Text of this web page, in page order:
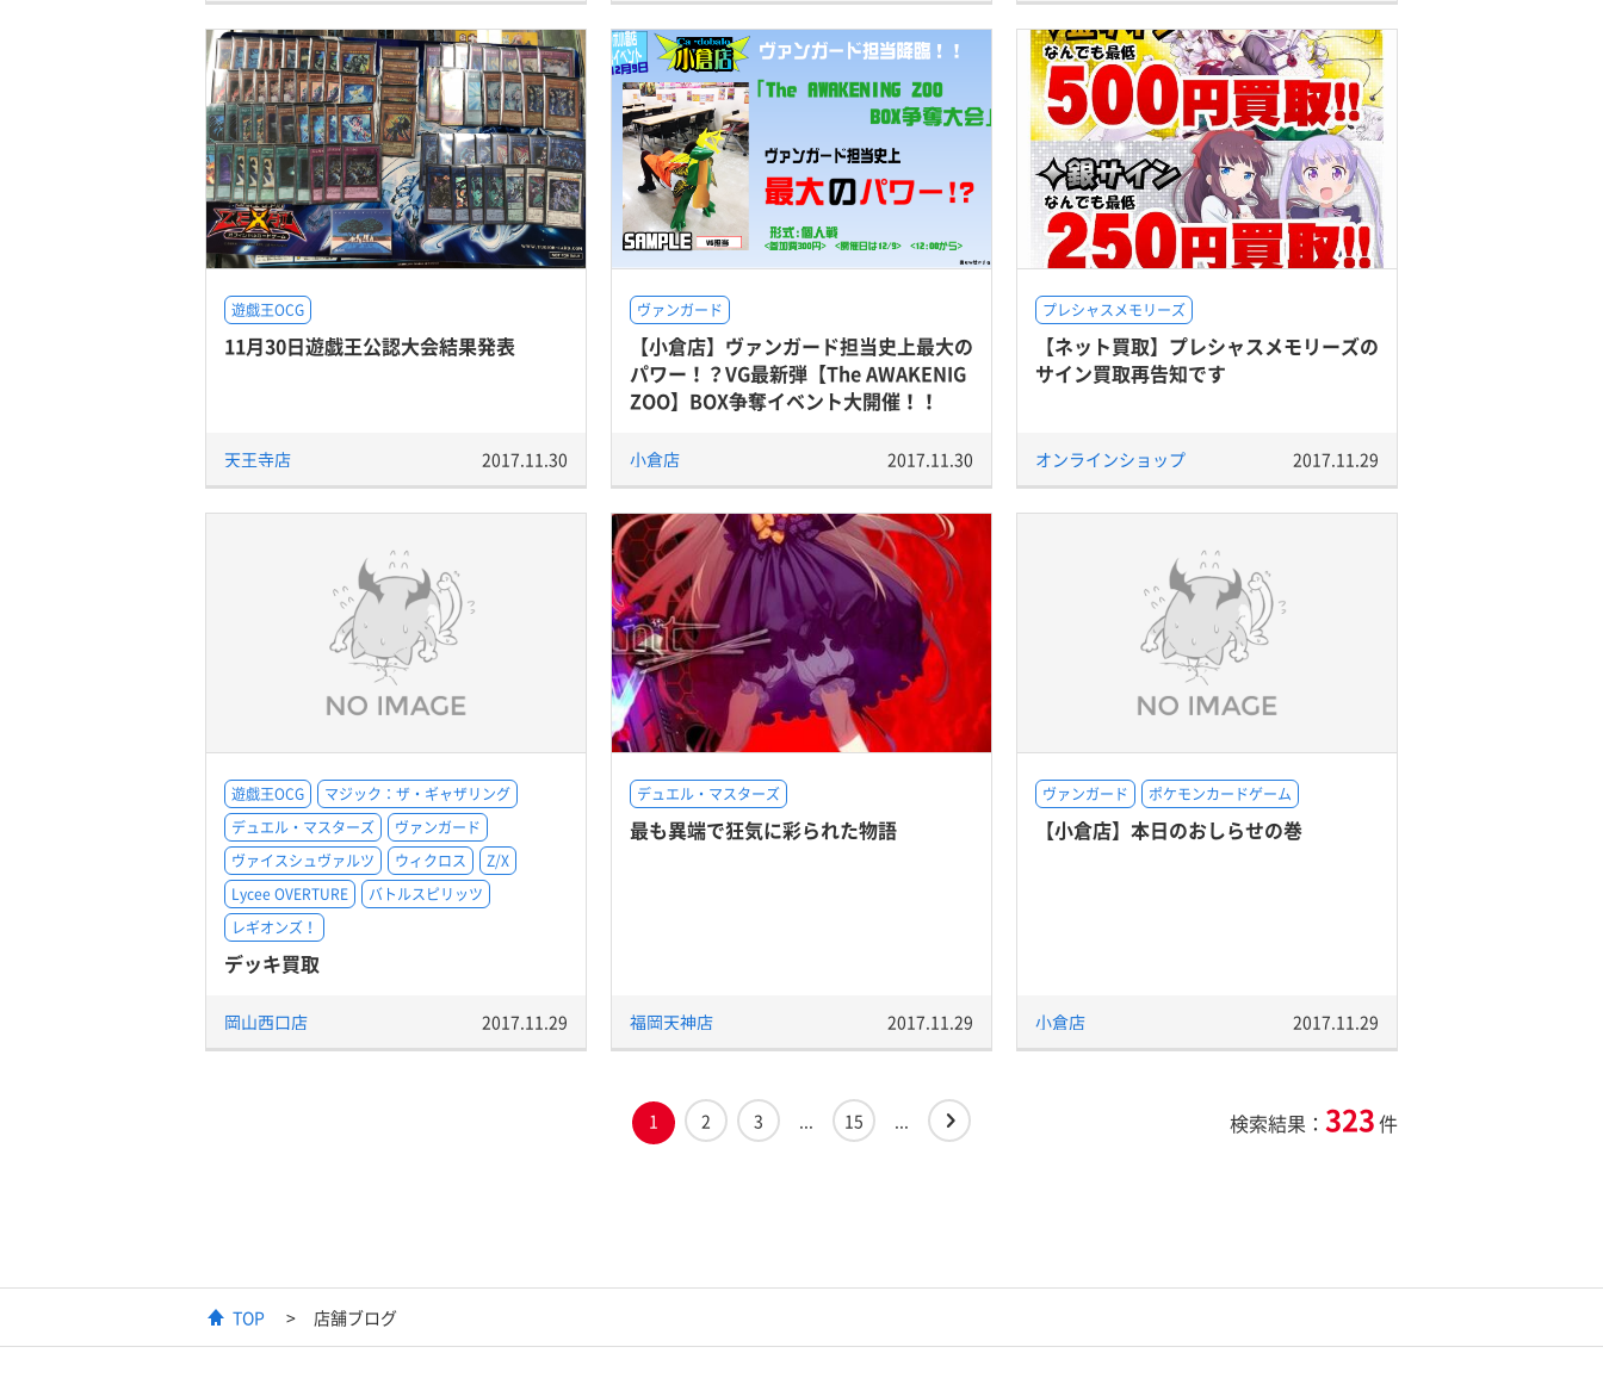
遊戯王OCG
11月30日遊戯王公認大会結果発表
天王寺店 2017.11.30
ヴァンガード
【小倉店】ヴァンガード担当史上最大の
パワー！？VG最新弾【The AWAKENIG
ZOO】BOX争奪イベント大開催！！
小倉店 2017.11.30
プレシャスメモリーズ
【ネット買取】プレシャスメモリーズの
サイン買取再告知です
オンラインショップ 2017.11.29
遊戯王OCG
マジック：ザ・ギャザリング
デュエル・マスターズ
ヴァンガード
ヴァイスシュヴァルツ
ウィクロス
Z/X
Lycee OVERTURE
バトルスピリッツ
レギオンズ！
デッキ買取
岡山西口店 2017.11.29
デュエル・マスターズ
最も異端で狂気に彩られた物語
福岡天神店 2017.11.29
ヴァンガード ポケモンカードゲーム
【小倉店】本日のおしらせの巻
小倉店 2017.11.29
1 2 3 ... 15 ... 検索結果： 323件
TOP 店舗ブログ